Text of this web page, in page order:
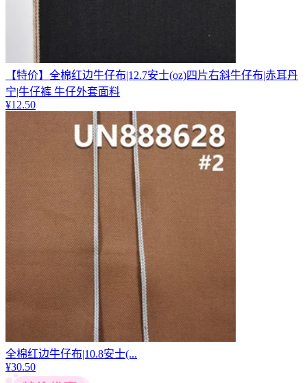
【特价】全棉红边牛仔布|12.7安士(oz)四片右斜牛仔布|赤耳丹
宁|牛仔裤 牛仔外套面料
¥12.50
全棉红边牛仔布|10.8安士(...
¥30.50